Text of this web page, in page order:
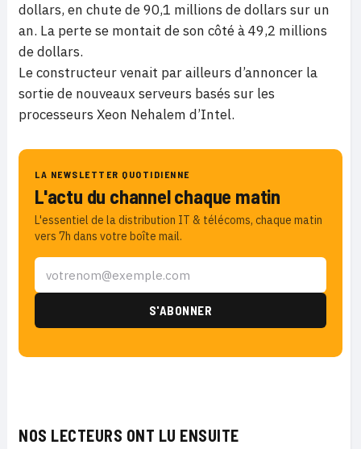
dollars, en chute de 90,1 millions de dollars sur un
an. La perte se montait de son côté à 49,2 millions
de dollars.
Le constructeur venait par ailleurs d’annoncer la
sortie de nouveaux serveurs basés sur les
processeurs Xeon Nehalem d’Intel.
LA NEWSLETTER QUOTIDIENNE
L'actu du channel chaque matin
L'essentiel de la distribution IT & télécoms, chaque matin
vers 7h dans votre boîte mail.
NOS LECTEURS ONT LU ENSUITE